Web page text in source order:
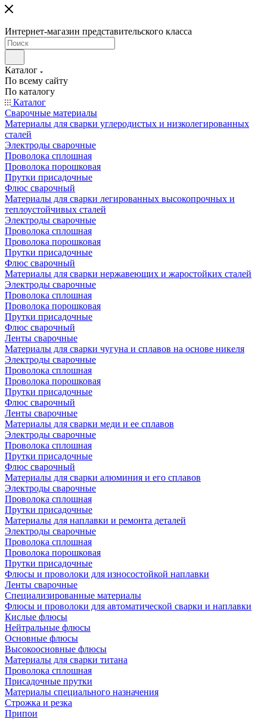
Интернет-магазин представительского класса
Каталог
По всему сайту
По каталогу
Каталог
Сварочные материалы
Материалы для сварки углеродистых и низколегированных
сталей
Электроды сварочные
Проволока сплошная
Проволока порошковая
Прутки присадочные
Флюс сварочный
Материалы для сварки легированных высокопрочных и
теплоустойчивых сталей
Электроды сварочные
Проволока сплошная
Проволока порошковая
Прутки присадочные
Флюс сварочный
Материалы для сварки нержавеющих и жаростойких сталей
Электроды сварочные
Проволока сплошная
Проволока порошковая
Прутки присадочные
Флюс сварочный
Ленты сварочные
Материалы для сварки чугуна и сплавов на основе никеля
Электроды сварочные
Проволока сплошная
Проволока порошковая
Прутки присадочные
Флюс сварочный
Ленты сварочные
Материалы для сварки меди и ее сплавов
Электроды сварочные
Проволока сплошная
Прутки присадочные
Флюс сварочный
Материалы для сварки алюминия и его сплавов
Электроды сварочные
Проволока сплошная
Прутки присадочные
Материалы для наплавки и ремонта деталей
Электроды сварочные
Проволока сплошная
Проволока порошковая
Прутки присадочные
Флюсы и проволоки для износостойкой наплавки
Ленты сварочные
Специализированные материалы
Флюсы и проволоки для автоматической сварки и наплавки
Кислые флюсы
Нейтральные флюсы
Основные флюсы
Высокоосновные флюсы
Материалы для сварки титана
Проволока сплошная
Присадочные прутки
Материалы специального назначения
Строжка и резка
Припои